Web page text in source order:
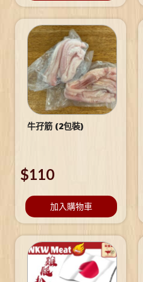
牛孖筋 (2包裝)
$110
加入購物車